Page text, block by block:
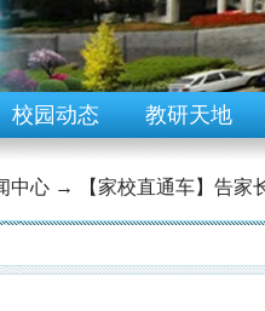
校园动态 教研天地
中心 → 【家校直通车】告家